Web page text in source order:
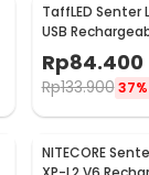
TaffLED Senter
USB
Range 25W
Without Battery
Rp84.400
Rp133.900 37%
NITECORE